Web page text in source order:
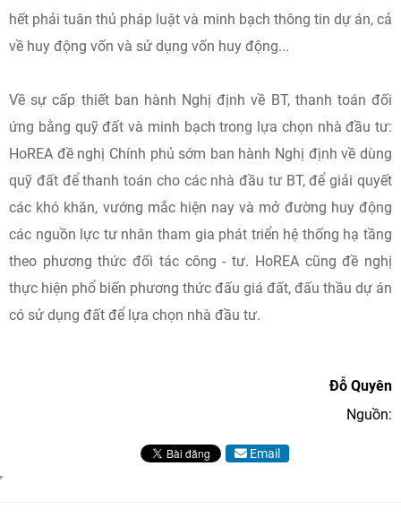
hết phải tuân thủ pháp luật và minh bạch thông tin dự án, cả
về huy động vốn và sử dụng vốn huy động...
Về sự cấp thiết ban hành Nghị định về BT, thanh toán đối
ứng bằng quỹ đất và minh bạch trong lựa chọn nhà đầu tư:
HoREA đề nghị Chính phủ sớm ban hành Nghị định về dùng
quỹ đất để thanh toán cho các nhà đầu tư BT, để giải quyết
các khó khăn, vướng mắc hiện nay và mở đường huy động
các nguồn lực tư nhân tham gia phát triển hệ thống hạ tầng
theo phương thức đối tác công - tư. HoREA cũng đề nghị
thực hiện phổ biến phương thức đấu giá đất, đấu thầu dự án
có sử dụng đất để lựa chọn nhà đầu tư.
Đỗ Quyên
Nguồn:
Email